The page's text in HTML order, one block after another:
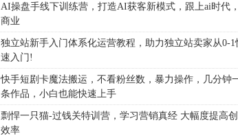
AI操盘手线下训练营，打造AI获客新模式，跟上ai时代
商业
独立站新手入门体系化运营教程，助力独立站卖家从0-1
速入门!
快手短剧卡魔法搬运，不看粉丝数，暴力操作，几分钟
条作品，小白也能快速上手
剽悍一只猫-过钱关特训营，学习营销真经 大幅度提高
效率